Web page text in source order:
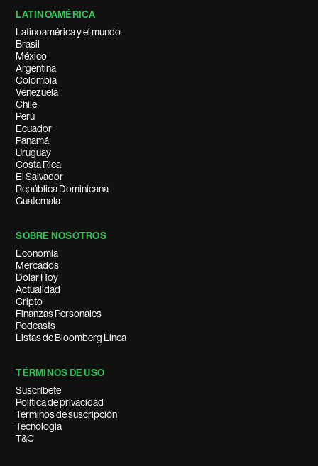
LATINOAMÉRICA
Latinoamérica y el mundo
Brasil
México
Argentina
Colombia
Venezuela
Chile
Perú
Ecuador
Panamá
Uruguay
Costa Rica
El Salvador
República Dominicana
Guatemala
SOBRE NOSOTROS
Economía
Mercados
Dólar Hoy
Actualidad
Cripto
Finanzas Personales
Podcasts
Listas de Bloomberg Línea
TÉRMINOS DE USO
Suscríbete
Política de privacidad
Términos de suscripción
Tecnología
T&C